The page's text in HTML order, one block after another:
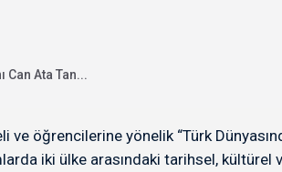
Can Ata Tan...
öğrencilerine yönelik “Türk
iki ülke arasındaki tarihsel, kültürel